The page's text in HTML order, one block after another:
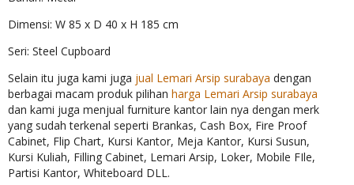
Dimensi: W 85 x D 40 x H 185 cm
Seri: Steel Cupboard
Selain itu juga kami juga jual Lemari Arsip surabaya dengan
berbagai macam produk pilihan harga Lemari Arsip surabaya
dan kami juga menjual furniture kantor lain nya dengan merk
yang sudah terkenal seperti Brankas, Cash Box, Fire Proof
Cabinet, Flip Chart, Kursi Kantor, Meja Kantor, Kursi Susun,
Kursi Kuliah, Filling Cabinet, Lemari Arsip, Loker, Mobile FIle,
Partisi Kantor, Whiteboard DLL.